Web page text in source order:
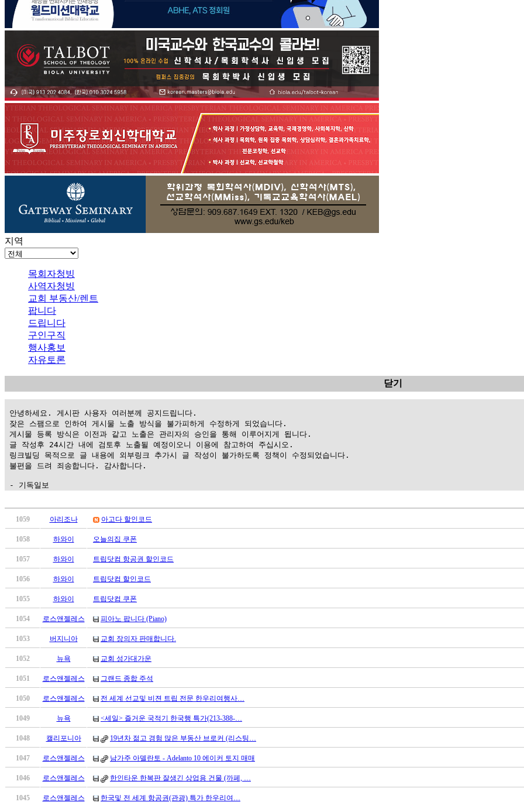
지역
목회자청빙
사역자청빙
교회 부동산/렌트
팝니다
드립니다
구인구직
행사홍보
자유토론
닫기
안녕하세요. 게시판 사용자 여러분께 공지드립니다.
잦은 스팸으로 인하여 게시물 노출 방식을 불가피하게 수정하게 되었습니다.
게시물 등록 방식은 이전과 같고 노출은 관리자의 승인을 통해 이루어지게 됩니다.
글 작성후 24시간 내에 검토후 노출될 예정이오니 이용에 참고하여 주십시오.
링크빌딩 목적으로 글 내용에 외부링크 추가시 글 작성이 불가하도록 정책이 수정되었습니다.
불편을 드려 죄송합니다. 감사합니다.
- 기독일보
만
꼴
밍
넷
minky
체
안
브
1059 아리조나 아고다 할인코드
1058 하와이 오늘의집 쿠폰
1057 하와이 트립닷컴 항공권 할인코드
1056 하와이 트립닷컴 할인코드
1055 하와이 트립닷컴 쿠폰
1054 로스앤젤레스 피아노 팝니다 (Piano)
1053 버지니아 교회 장의자 판매합니다.
1052 뉴욕 교회 성가대가운
1051 로스앤젤레스 그랜드 종합 주석
1050 로스앤젤레스 전 세계 선교및 비젼 트립 전문 한우리여행사…
1049 뉴욕 <세일> 즐거운 국적기 한국행 특가(213-388-…
1048 캘리포니아 19년차 젊고 경험 많은 부동산 브로커 (리스팅…
1047 로스앤젤레스 남가주 아델란토 - Adelanto 10 에이커 토지 매매
1046 로스앤젤레스 한인타운 한복판 잘생긴 상업용 건물 (까페, …
1045 로스앤젤레스 한국및 전 세계 항공권(관광) 특가 한우리여…